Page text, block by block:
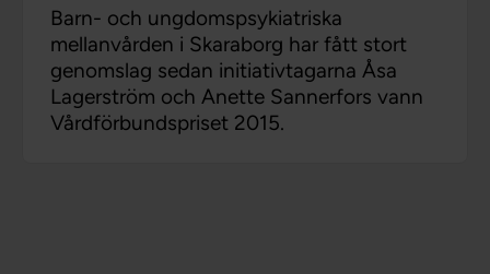
Barn- och ungdomspsykiatriska
mellanvården i Skaraborg har fått stort
genomslag sedan initiativtagarna Åsa
Lagerström och Anette Sannerfors vann
Vårdförbundspriset 2015.